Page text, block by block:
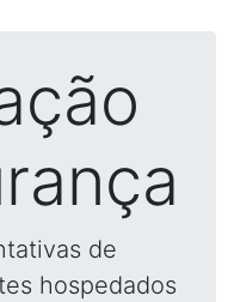
de
hospedados